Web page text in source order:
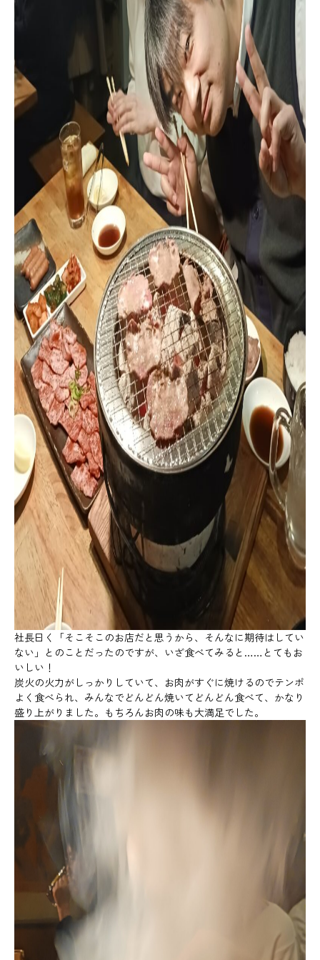
社長曰く「そこそこのお店だと思うから、そんなに期待はしてい
ない」とのことだったのですが、いざ食べてみると……とてもお
いしい！
炭火の火力がしっかりしていて、お肉がすぐに焼けるのでテンポ
よく食べられ、みんなでどんどん焼いてどんどん食べて、かなり
盛り上がりました。もちろんお肉の味も大満足でした。